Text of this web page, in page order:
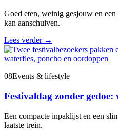
Goed eten, weinig gesjouw en
kan aanschuiven.
Lees verder →
08Events & lifestyle
Festivaldag zonder gedoe:
Een compacte inpaklijst en een
laatste trein.